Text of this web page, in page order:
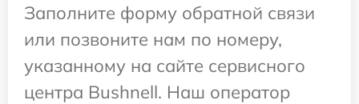
Заполните форму обратной связи
или позвоните нам по номеру,
указанному на сайте сервисного
центра Bushnell. Наш оператор